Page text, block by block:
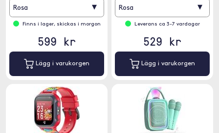
Rosa ▾
Finns i lager, skickas i morgon
599 kr
Lägg i varukorgen
Rosa ▾
Leverans ca 3-7 vardagar
529 kr
Lägg i varukorgen